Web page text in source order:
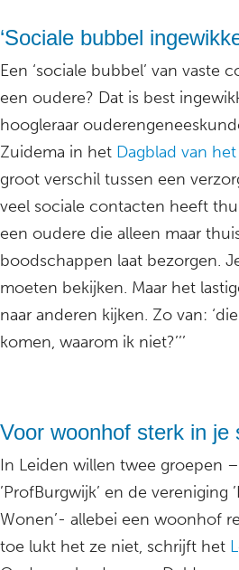
‘Sociale bubbel
Een ‘sociale bubbel’ van vaste
een oudere? Dat is best
hoogleraar
Zuidema in het Dagblad van
groot verschil tussen een
veel sociale contacten heeft
een oudere die alleen maar
boodschappen laat bezorgen.
moeten bekijken. Maar het
naar anderen kijken. Zo van:
komen, waarom ik niet?’’’
Voor woonhof sterk in je
In Leiden willen twee groepen
’ProfBurgwijk’ en de vereniging
Wonen’- allebei een woonhof
toe lukt het ze niet, schrijft het